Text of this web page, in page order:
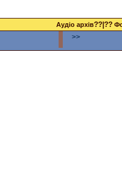
Аудіо архів??|??
>>